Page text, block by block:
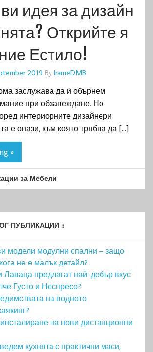
идея за дизайн
Открийте я
Естило!
2019 By IrameDMB
заслужава да ѝ обърнем
при обзавеждане. Но
интериорните дизайнери
е онази, към която трябва да […]
»
за Мебели
ПУБЛИКАЦИИ ::
модели модулни спални – защо
не е малък детайл?
Лаваца предлагат най-добър вкус
Густо и Неспресо?
на водното
на нови дистанционни
кухнята с практични маси,